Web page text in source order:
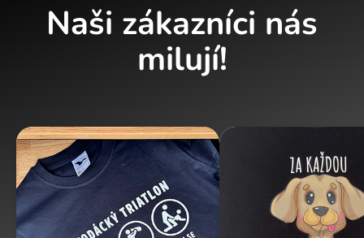
Naši zákazníci nás
milují!